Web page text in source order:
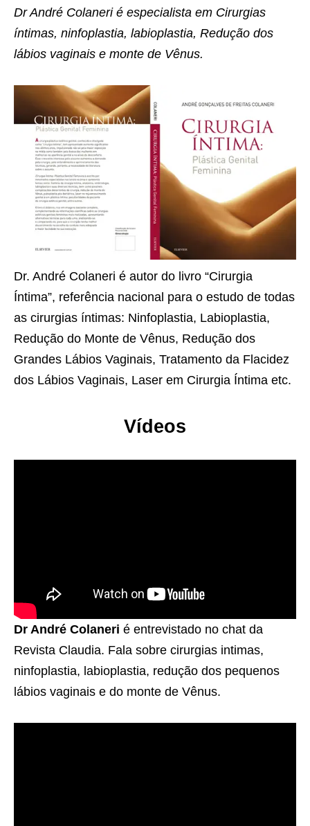
Dr André Colaneri é especialista em Cirurgias
íntimas, ninfoplastia, labioplastia, Redução dos
lábios vaginais e monte de Vênus.
Dr. André Colaneri é autor do livro “Cirurgia
Íntima”, referência nacional para o estudo de todas
as cirurgias íntimas: Ninfoplastia, Labioplastia,
Redução do Monte de Vênus, Redução dos
Grandes Lábios Vaginais, Tratamento da Flacidez
dos Lábios Vaginais, Laser em Cirurgia Íntima etc.
Vídeos
Dr André Colaneri é entrevistado no chat da
Revista Claudia. Fala sobre cirurgias intimas,
ninfoplastia, labioplastia, redução dos pequenos
lábios vaginais e do monte de Vênus.